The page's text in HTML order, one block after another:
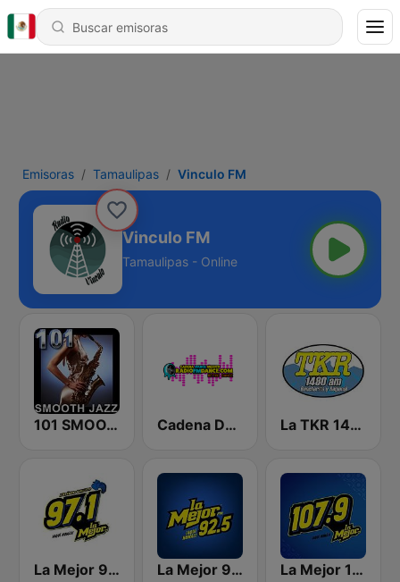
Emisoras Tamaulipas Vinculo FM
Vinculo FM
Tamaulipas - Online
101 SMOOTH JAZZ Cadena Dance México La TKR 1480 AM | Monterrey
La Mejor 97.1 FM La Mejor 92.5 FM La Mejor 107.9 FM